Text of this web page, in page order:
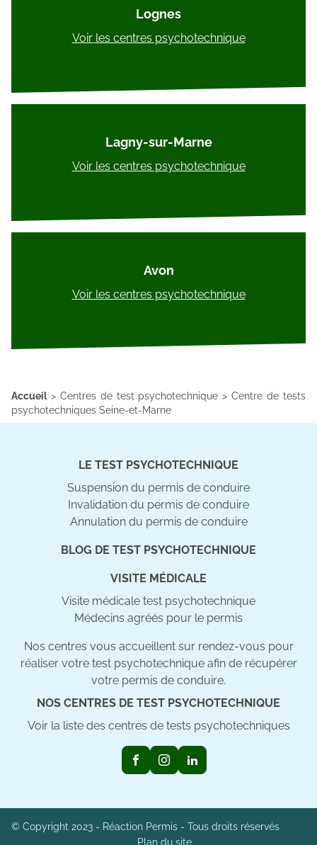
Lognes
Voir les centres psychotechnique
Lagny-sur-Marne
Voir les centres psychotechnique
Avon
Voir les centres psychotechnique
Accueil> Centres de test psychotechnique >Centre de tests
psychotechniques Seine-et-Marne
LE TEST PSYCHOTECHNIQUE
Suspension du permis de conduire
Invalidation du permis de conduire
Annulation du permis de conduire
BLOG DE TEST PSYCHOTECHNIQUE
VISITE MÉDICALE
Visite médicale test psychotechnique
Médecins agréés pour le permis
Nos centres vous accueillent sur rendez-vous pour
réaliser votre test psychotechnique afin de récupérer
votre permis de conduire.
NOS CENTRES DE TEST PSYCHOTECHNIQUE
Voir la liste des centres de tests psychotechniques
© Copyright 2023 - Réaction Permis - Tous droits réservés
Plan du site